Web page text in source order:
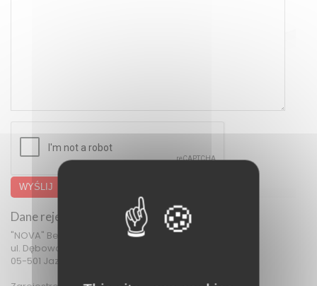
WYŚLIJ
Dane rejestracyjne firmy
"NOVA" Beata Kozicka
ul. Dębowa 4
05-501 Jazgarzewszczyzna